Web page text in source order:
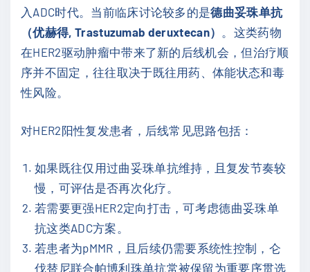
入ADC时代。当前临床讨论较多的是德曲妥珠单抗
（优赫得, Trastuzumab deruxtecan） 。这类药物
在HER2驱动肿瘤中带来了新的后线机会，但治疗顺
序并不固定，往往取决于既往用药、体能状态和毒
性风险。
对HER2阳性复发患者，后线常见思路包括：
如果既往仅用过曲妥珠单抗维持，且复发节奏较
慢，可评估是否再次化疗。
若需要更强HER2定向打击，可考虑德曲妥珠单
抗这类ADC方案。
若患者为pMMR，且后续仍需要系统性控制，仑
伐替尼联合帕博利珠单抗常被保留为重要序贯选